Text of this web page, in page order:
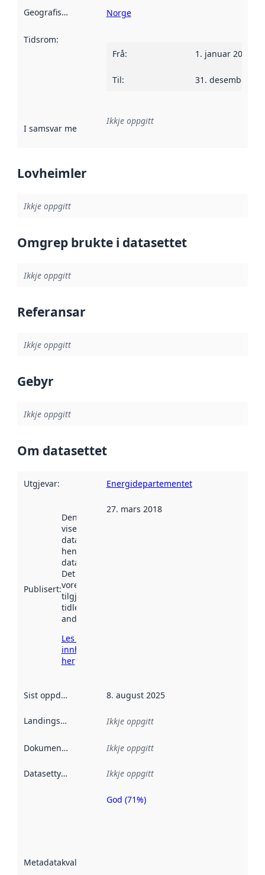
Geografisk område Norge
Tidsrom:
Frå: 1. januar 2009
Til: 31. desember
I samsvar med Referanse til ei implementeringsregel eller
Ikkje oppgitt
Lovheimler
Ikkje oppgitt
Omgrep brukte i datasettet
Ikkje oppgitt
Referansar
Ikkje oppgitt
Gebyr
Ikkje oppgitt
Om datasettet
Utgjevar: Energidepartementet
Publisert:
Denne datoen
viser når
datasettet vart
henta inn av
data.norge.no.
Det kan ha
vore
tilgjengeleg
tidlegare
andre stader.
Les meir om
innhenting
her
27. mars 2018
Sist oppdatert 8. august 2025
Landingsside Ikkje oppgitt
Dokumentasjon Ikkje oppgitt
Datasettype Ikkje oppgitt
Metadatakvalitet
Metadatakvalitet
God (71%)